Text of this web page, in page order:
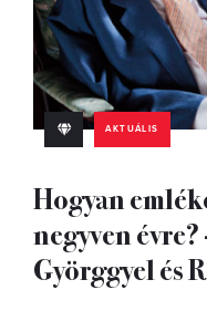
AKTUÁLIS
Hogyan
negyven
Györggyel és